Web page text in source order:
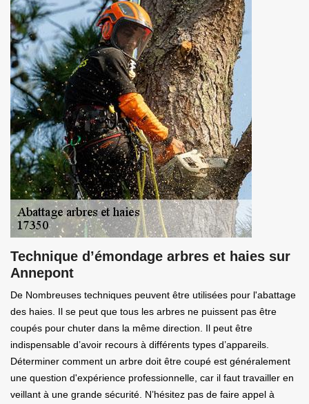
Technique d’émondage arbres et haies sur
Annepont
De Nombreuses techniques peuvent être utilisées pour l'abattage
des haies. Il se peut que tous les arbres ne puissent pas être
coupés pour chuter dans la même direction. Il peut être
indispensable d’avoir recours à différents types d’appareils.
Déterminer comment un arbre doit être coupé est généralement
une question d'expérience professionnelle, car il faut travailler en
veillant à une grande sécurité. N’hésitez pas de faire appel à